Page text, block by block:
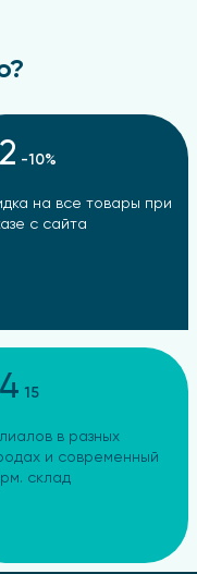
-10%
на все товары при
с сайта
15
в разных
и современный
склад